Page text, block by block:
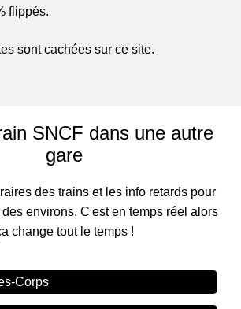
flippés.
sont cachées sur ce site.
SNCF dans une autre
gare
des trains et les info retards pour
des environs. C'est en temps réel alors
change tout le temps !
Corps